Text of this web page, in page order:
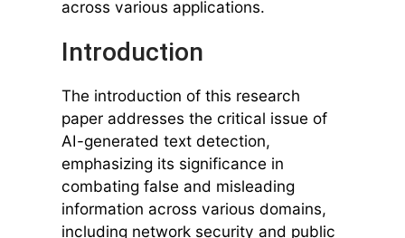
across various applications.
Introduction
The introduction of this research
paper addresses the critical issue of
AI-generated text detection,
emphasizing its significance in
combating false and misleading
information across various domains,
including network security and public